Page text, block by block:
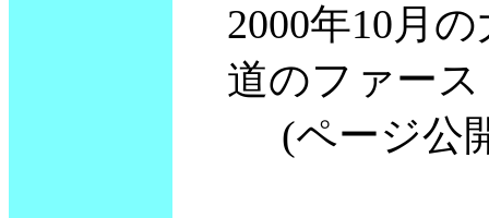
2000年10月
道のファー
(ページ公